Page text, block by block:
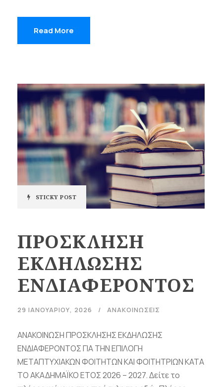
Read More
STICKY POST
ΠΡΟΣΚΛΗΣΗ
ΕΚΔΗΛΩΣΗΣ
ΕΝΔΙΑΦΕΡΟΝΤΟΣ
29 ΙΑΝΟΥΑΡΊΟΥ, 2026 ΑΝΑΚΟΙΝΩΣΕΙΣ
ΑΝΑΚΟΙΝΩΣΗ ΠΡΟΣΚΛΗΣΗΣ ΕΚΔΗΛΩΣΗΣ
ΕΝΔΙΑΦΕΡΟΝΤΟΣ ΓΙΑ ΤΗΝ ΕΠΙΛΟΓΗ
ΜΕΤΑΠΤΥΧΙΑΚΩΝ ΦΟΙΤΗΤΩΝ ΚΑΙ ΦΟΙΤΗΤΡΙΩΝ ΚΑΤΑ
ΤΟ ΑΚΑΔΗΜΑΪΚΟ ΕΤΟΣ 2026 – 2027. Δείτε το